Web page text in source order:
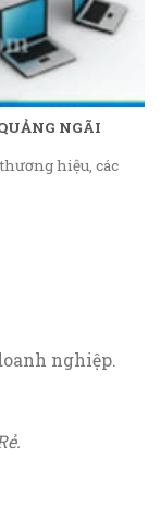
NGÃI
hiệu, các
nghiệp.